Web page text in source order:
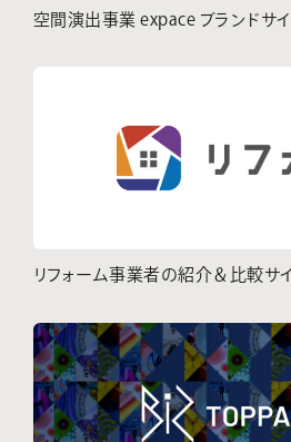
空間演出事業 expace ブランドサイ
リフォーム事業者の紹介＆比較サ